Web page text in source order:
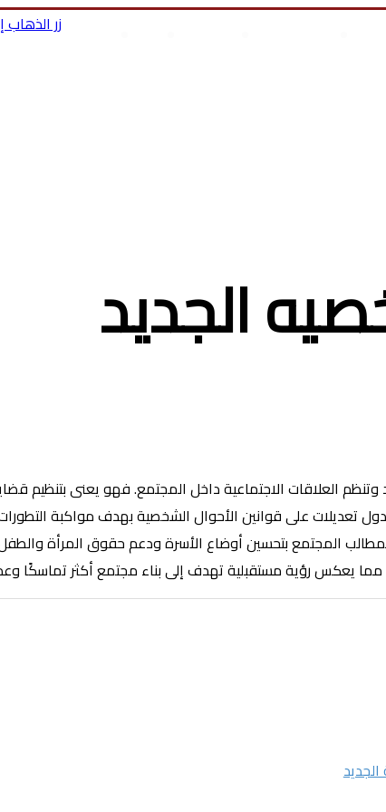
الجديد
وتنظم العلاقات الاجتماعية داخل المجتمع. فهو يعنى بتنظيم
على قوانين الأحوال الشخصية بهدف مواكبة
المجتمع بتحسين أوضاع الأسرة ودعم حقوق المرأة
مما يعكس رؤية مستقبلية تهدف إلى بناء مجتمع أكثر تماسكًا
زر الذهاب